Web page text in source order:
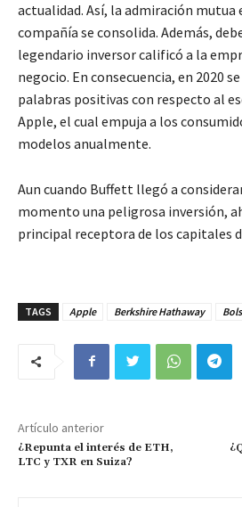
actualidad. Así, la admiración mutua
compañía se consolida. Además,
legendario inversor calificó a la
negocio. En consecuencia, en 2020
palabras positivas con respecto al
Apple, el cual empuja a los
modelos anualmente.
Aun cuando Buffett llegó a
momento una peligrosa inversión,
principal receptora de los capitales
TAGS Apple Berkshire Hathaway
Artículo anterior
¿Repunta el interés de ETH,
LTC y TXR en Suiza?